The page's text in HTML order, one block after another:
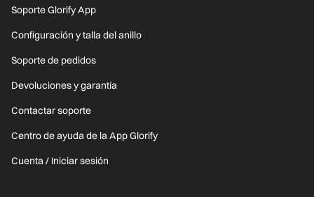
Soporte Glorify App
Configuración y talla del anillo
Soporte de pedidos
Devoluciones y garantía
Contactar soporte
Centro de ayuda de la App Glorify
Cuenta / Iniciar sesión